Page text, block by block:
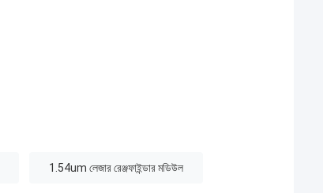
1.54um লেজার রেঞ্জফাইন্ডার মডিউল